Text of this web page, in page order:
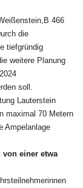
466
die
tiefgründig
weitere Planung
soll.
Lauterstein
maximal 70 Metern
Ampelanlage
von einer etwa